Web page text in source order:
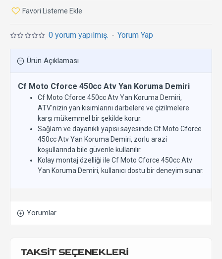
0 yorum yapılmış. - Yorum Yap
Favori Listeme Ekle
Ürün Açıklaması
Cf Moto Cforce 450cc Atv Yan Koruma Demiri
Cf Moto Cforce 450cc Atv Yan Koruma Demiri,
ATV'nizin yan kısımlarını darbelere ve çizilmelere
karşı mükemmel bir şekilde korur.
Sağlam ve dayanıklı yapısı sayesinde Cf Moto Cforce
450cc Atv Yan Koruma Demiri, zorlu arazi
koşullarında bile güvenle kullanılır.
Kolay montaj özelliği ile Cf Moto Cforce 450cc Atv
Yan Koruma Demiri, kullanıcı dostu bir deneyim sunar.
Yorumlar
TAKSİT SEÇENEKLERİ